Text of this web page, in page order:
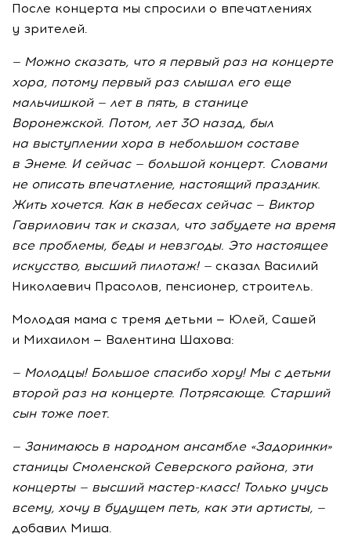
После концерта мы спросили о впечатлениях
у зрителей.
— Можно сказать, что я первый раз на концерте
хора, потому первый раз слышал его еще
мальчишкой — лет в пять, в станице
Воронежской. Потом, лет 30 назад, был
на выступлении хора в небольшом составе
в Энеме. И сейчас — большой концерт. Словами
не описать впечатление, настоящий праздник.
Жить хочется. Как в небесах сейчас — Виктор
Гаврилович так и сказал, что забудете на время
все проблемы, беды и невзгоды. Это настоящее
искусство, высший пилотаж! — сказал Василий
Николаевич Прасолов, пенсионер, строитель.
Молодая мама с тремя детьми — Юлей, Сашей
и Михаилом — Валентина Шахова:
— Молодцы! Большое спасибо хору! Мы с детьми
второй раз на концерте. Потрясающе. Старший
сын тоже поет.
— Занимаюсь в народном ансамбле «Задоринки»
станицы Смоленской Северского района, эти
концерты — высший мастер-класс! Только учусь
всему, хочу в будущем петь, как эти артисты, —
добавил Миша.